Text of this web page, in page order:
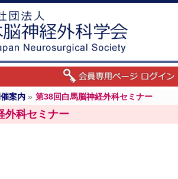
案内 » 第38回白馬脳神経外科セミナー
外科セミナー